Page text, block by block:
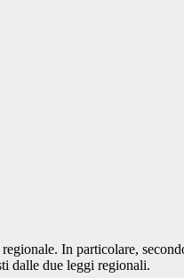
In particolare,
dalle due leggi regionali.